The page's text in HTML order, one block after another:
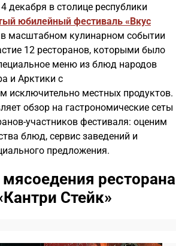
декабря в столице республики
юбилейный фестиваль «Вкус
в масштабном кулинарном событии
12 ресторанов, которыми было
меню из блюд народов
и Арктики с
исключительно местных продуктов.
обзор на гастрономические сеты
участников фестиваля: оценим
блюд, сервис заведений и
предложения.
мясоедения ресторана
Стейк»